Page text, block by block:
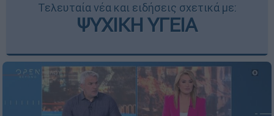
Τελευταία νέα και ειδήσεις σχετικά με:
ΨΥΧΙΚΗ ΥΓΕΙΑ